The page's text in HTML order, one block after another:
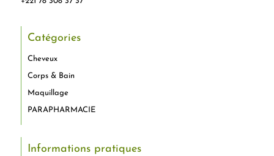
Catégories
Cheveux
Corps & Bain
Maquillage
PARAPHARMACIE
Informations pratiques